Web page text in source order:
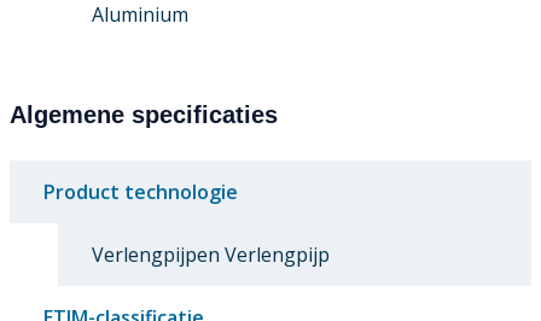
Aluminium
Algemene specificaties
Product technologie
Verlengpijpen Verlengpijp